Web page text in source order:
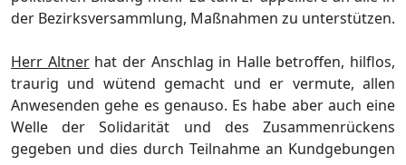
der Bezirksversammlung, Maßnahmen zu unterstützen.
Herr Altnerhat der Anschlag in Halle betroffen, hilflos,
traurig und wütend gemacht und er vermute, allen
Anwesenden gehe es genauso. Es habe aber auch eine
Welle der Solidarität und des Zusammenrückens
gegeben und dies durch Teilnahme an Kundgebungen